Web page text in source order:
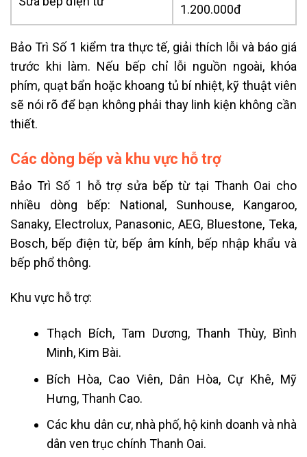
1.200.000đ
Bảo Trì Số 1 kiểm tra thực tế, giải thích lỗi và báo giá
trước khi làm. Nếu bếp chỉ lỗi nguồn ngoài, khóa
phím, quạt bẩn hoặc khoang tủ bí nhiệt, kỹ thuật viên
sẽ nói rõ để bạn không phải thay linh kiện không cần
thiết.
Các dòng bếp và khu vực hỗ trợ
Bảo Trì Số 1 hỗ trợ sửa bếp từ tại Thanh Oai cho
nhiều dòng bếp: National, Sunhouse, Kangaroo,
Sanaky, Electrolux, Panasonic, AEG, Bluestone, Teka,
Bosch, bếp điện từ, bếp âm kính, bếp nhập khẩu và
bếp phổ thông.
Khu vực hỗ trợ:
Thạch Bích, Tam Dương, Thanh Thùy, Bình
Minh, Kim Bài.
Bích Hòa, Cao Viên, Dân Hòa, Cự Khê, Mỹ
Hưng, Thanh Cao.
Các khu dân cư, nhà phố, hộ kinh doanh và nhà
dân ven trục chính Thanh Oai.